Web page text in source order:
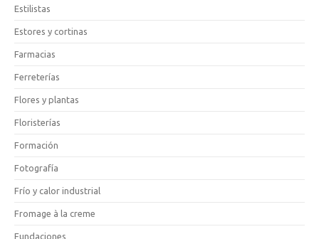
Estilistas
Estores y cortinas
Farmacias
Ferreterías
Flores y plantas
Floristerías
Formación
Fotografía
Frío y calor industrial
Fromage à la creme
Fundaciones